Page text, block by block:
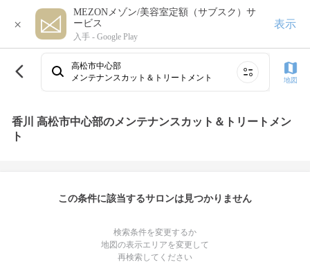
×
MEZONメゾン/美容室定額（サブスク）サ
ービス
入手 - Google Play
表示
高松市中心部
メンテナンスカット＆トリートメント
地図
香川 高松市中心部のメンテナンスカット＆トリートメン
ト
この条件に該当するサロンは見つかりません
検索条件を変更するか
地図の表示エリアを変更して
再検索してください